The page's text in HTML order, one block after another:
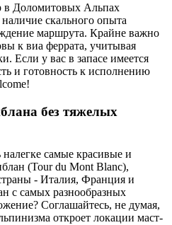
в Доломитовых Альпах
скального опыта
маршрута. Крайне важно
к виа феррата, учитывая
Если у вас в запасе имеется
и готовность к исполнению
без тяжелых
самые красивые и
(Tour du Mont Blanc),
- Италия, Франция и
с самых разнообразных
Соглашайтесь, не думая,
откроет локации маст-